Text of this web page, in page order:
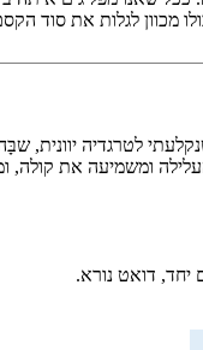
מכוון לגלות את סוד
לטרגדיה יוונית,
ומשמיעה את קולה,
דואט נורא.